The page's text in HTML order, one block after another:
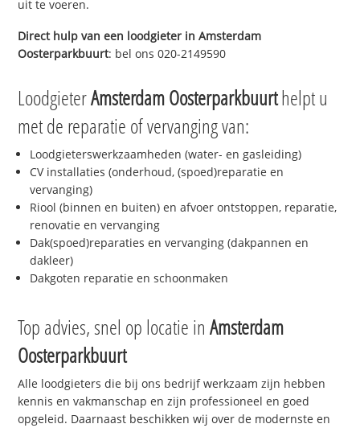
uit te voeren.
Direct hulp van een loodgieter inAmsterdam
Oosterparkbuurt: bel ons 020-2149590
LoodgieterAmsterdam Oosterparkbuurthelpt u
met de reparatie of vervanging van:
Loodgieterswerkzaamheden (water- en gasleiding)
CV installaties (onderhoud, (spoed)reparatie en
vervanging)
Riool (binnen en buiten) en afvoer ontstoppen, reparatie,
renovatie en vervanging
Dak(spoed)reparaties en vervanging (dakpannen en
dakleer)
Dakgoten reparatie en schoonmaken
Top advies, snel op locatie inAmsterdam
Oosterparkbuurt
Alle loodgieters die bij ons bedrijf werkzaam zijn hebben
kennis en vakmanschap en zijn professioneel en goed
opgeleid. Daarnaast beschikken wij over de modernste en